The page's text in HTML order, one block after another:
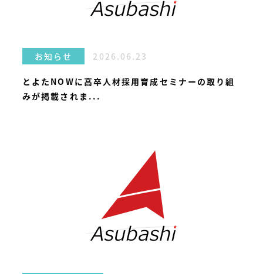
お知らせ 2026.06.23
とよたNOWに高卒人材採用育成セミナーの取り組
みが掲載されま...